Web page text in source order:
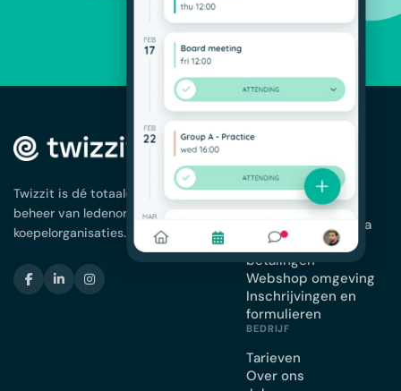
Twizzit is dé totaaloplossing voor het
beheer van ledenorganisaties en
koepelorganisaties.
OPLOSSINGEN
Ledenbeheer
App voor je
vereniging
Planning en agenda
Facturatie en
betalingen
Webshop omgeving
Inschrijvingen en
formulieren
BEDRIJF
Tarieven
Over ons